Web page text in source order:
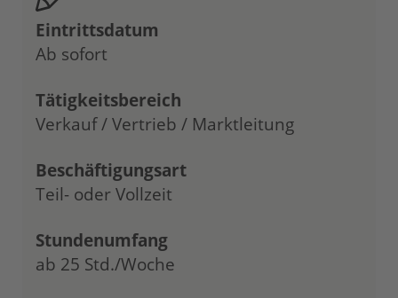
Eintrittsdatum
Ab sofort
Tätigkeitsbereich
Verkauf / Vertrieb / Marktleitung
Beschäftigungsart
Teil- oder Vollzeit
Stundenumfang
ab 25 Std./Woche